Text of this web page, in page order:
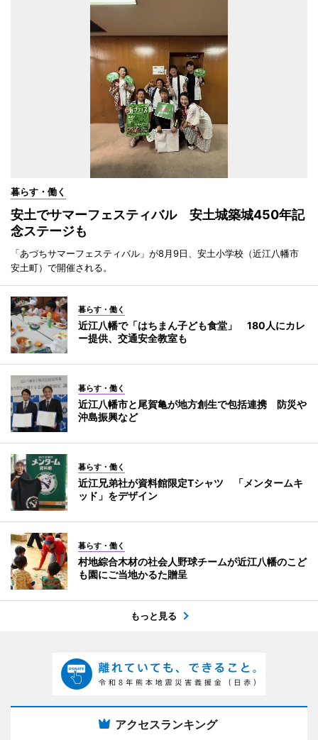
暮らす・働く
安土でサマーフェスティバル 安土城築城450年記
念ステージも
「あづちサマーフェスティバル」が8月9日、安土小学校（近江八幡市
安土町）で開催される。
暮らす・働く
近江八幡で「はちまん子ども食堂」 180人にカレ
ー提供、交通安全教室も
暮らす・働く
近江八幡市と尾賀亀が地方創生で包括連携 防災や
沖島振興など
暮らす・働く
近江兄弟社が資料館限定Tシャツ 「メンタームキ
ッド」をデザイン
暮らす・働く
村地綜合木材の社会人野球チームが近江八幡のこど
も園にご当地かるた贈呈
もっと見る
アクセスランキング